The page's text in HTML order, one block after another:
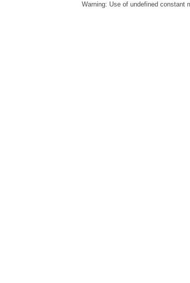
Warning: Use of undefined constant